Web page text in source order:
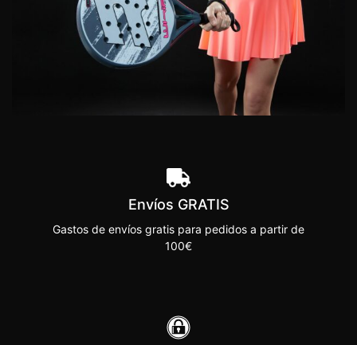
Envíos GRATIS
Gastos de envíos gratis para pedidos a partir de
100€